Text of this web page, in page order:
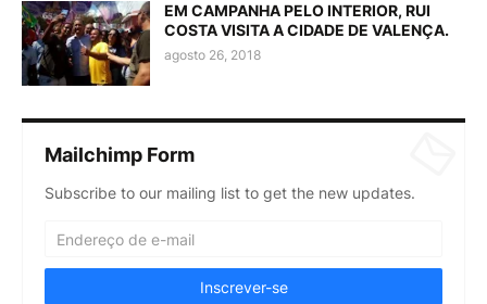
EM CAMPANHA PELO INTERIOR, RUI
COSTA VISITA A CIDADE DE VALENÇA.
agosto 26, 2018
Mailchimp Form
Subscribe to our mailing list to get the new updates.